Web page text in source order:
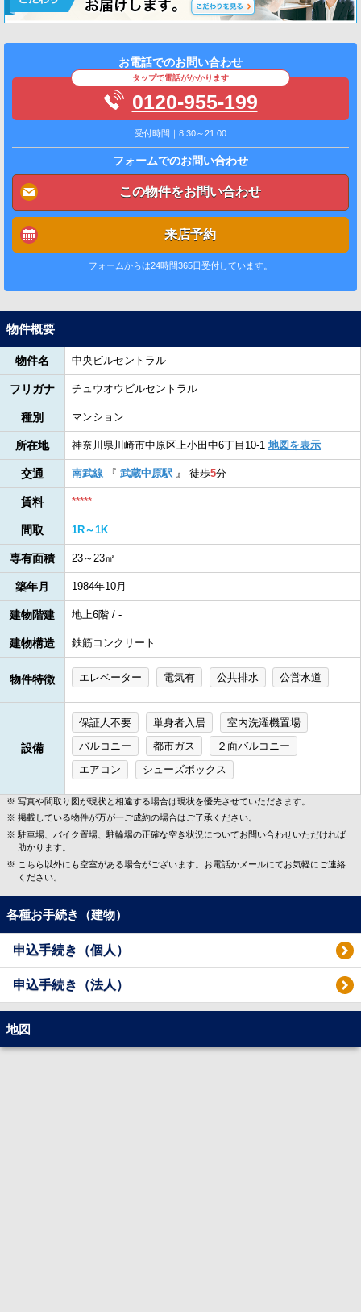
お電話でのお問い合わせ
タップで電話がかかります
0120-955-199
受付時間｜8:30～21:00
フォームでのお問い合わせ
この物件をお問い合わせ
来店予約
フォームからは24時間365日受付しています。
物件概要
物件名 中央ビルセントラル
フリガナ チュウオウビルセントラル
種別 マンション
所在地 神奈川県川崎市中原区上小田中6丁目10-1 地図を表示
交通 南武線 『 武蔵中原駅 』 徒歩5分
賃料 *****
間取 1R～1K
専有面積 23～23㎡
築年月 1984年10月
建物階建 地上6階 / -
建物構造 鉄筋コンクリート
物件特徴 エレベーター 電気有 公共排水 公営水道
設備
保証人不要 単身者入居
室内洗濯機置場
バルコニー
都市ガス
２面バルコニー
エアコン
シューズボックス
写真や間取り図が現状と相違する場合は現状を優先させていただきます。
掲載している物件が万が一ご成約の場合はご了承ください。
駐車場、バイク置場、駐輪場の正確な空き状況についてお問い合わせいただければ
助かります。
こちら以外にも空室がある場合がございます。お電話かメールにてお気軽にご連絡
ください。
各種お手続き（建物）
申込手続き（個人）
申込手続き（法人）
地図